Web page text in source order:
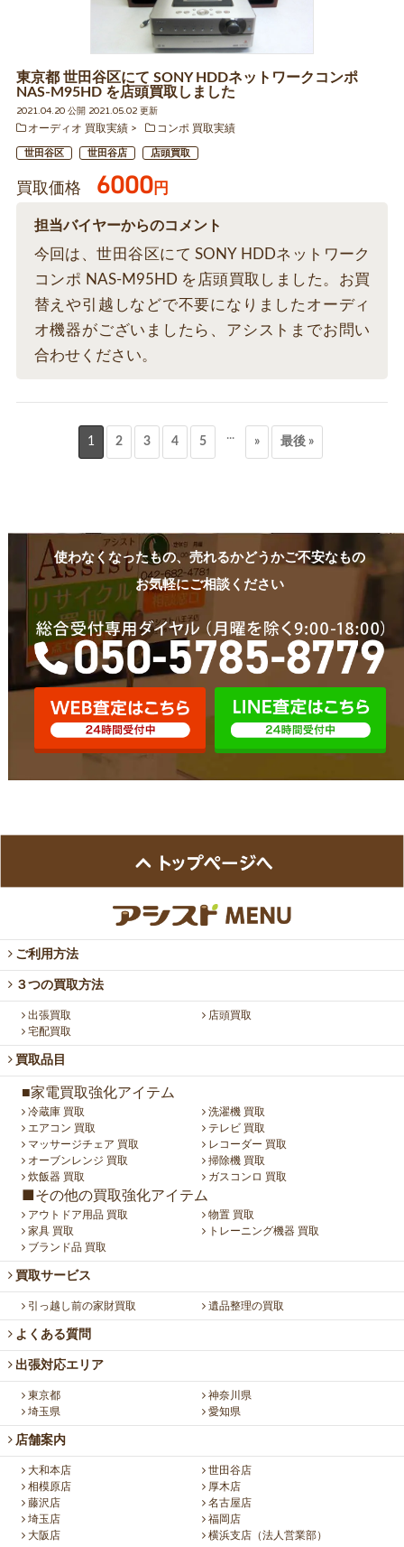
東京都 世田谷区にて SONY HDDネットワークコンポ
NAS-M95HD を店頭買取しました
2021.04.20 公開 2021.05.02 更新
オーディオ 買取実績
コンポ 買取実績
世田谷区 世田谷店 店頭買取
買取価格 6000円
担当バイヤーからのコメント
今回は、世田谷区にて SONY HDDネットワーク
コンポ NAS-M95HD を店頭買取しました。お買
替えや引越しなどで不要になりましたオーディ
オ機器がございましたら、アシストまでお問い
合わせください。
1 2 3 4 5 ... » 最後 »
使わなくなったもの、売れるかどうかご不安なもの
お気軽にご相談ください
ご利用方法
３つの買取方法
出張買取
店頭買取
宅配買取
買取品目
■家電買取強化アイテム
冷蔵庫 買取
洗濯機 買取
エアコン 買取
テレビ 買取
マッサージチェア 買取
レコーダー 買取
オーブンレンジ 買取
掃除機 買取
炊飯器 買取
ガスコンロ 買取
■その他の買取強化アイテム
アウトドア用品 買取
物置 買取
家具 買取
トレーニング機器 買取
ブランド品 買取
買取サービス
引っ越し前の家財買取 遺品整理の買取
よくある質問
出張対応エリア
東京都
神奈川県
埼玉県
愛知県
店舗案内
大和本店
世田谷店
相模原店
厚木店
藤沢店
名古屋店
埼玉店
福岡店
大阪店
横浜支店（法人営業部）